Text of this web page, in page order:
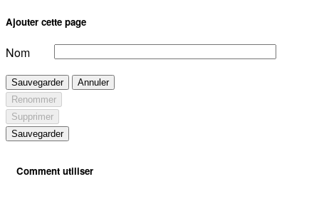
Ajouter cette page
Nom
Sauvegarder
Annuler
Renommer
Supprimer
Sauvegarder
Comment utiliser